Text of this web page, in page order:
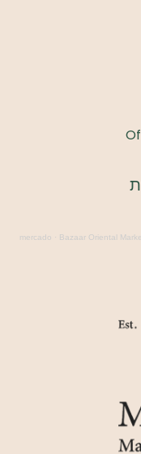
mercado · Bazaar Oriental